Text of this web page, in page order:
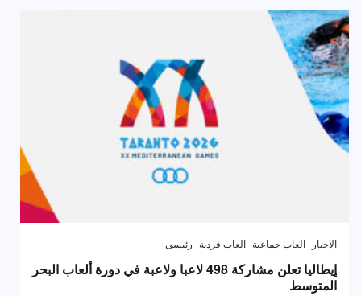
الاخبار العاب جماعية العاب فردية رئيسى
إيطاليا تعلن مشاركة 498 لاعبا ولاعبة في دورة ألعاب البحر
المتوسط